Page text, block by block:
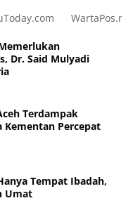
WartaPos.net
Dr. Said Mulyadi
Terdampak
Kementan Percepat
Tempat Ibadah,
Umat